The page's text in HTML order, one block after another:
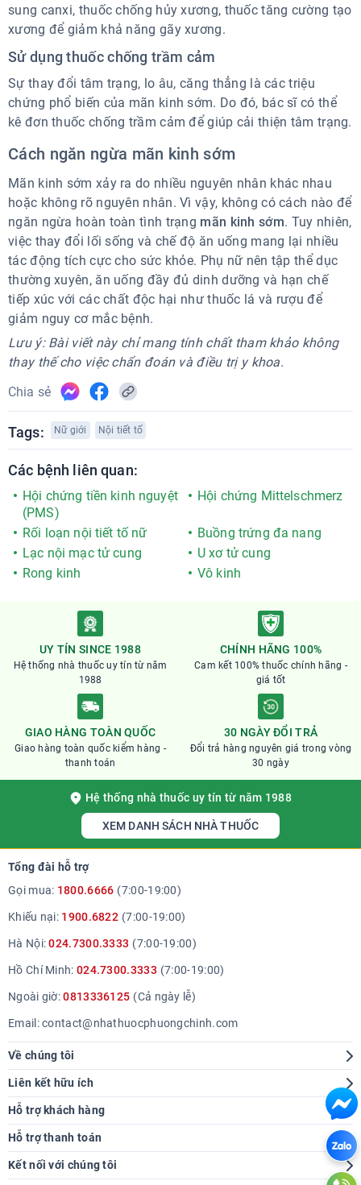
sung canxi, thuốc chống hủy xương, thuốc tăng cường tạo
xương để giảm khả năng gãy xương.
Sử dụng thuốc chống trầm cảm
Sự thay đổi tâm trạng, lo âu, căng thẳng là các triệu
chứng phổ biến của mãn kinh sớm. Do đó, bác sĩ có thể
kê đơn thuốc chống trầm cảm để giúp cải thiện tâm trạng.
Cách ngăn ngừa mãn kinh sớm
Mãn kinh sớm xảy ra do nhiều nguyên nhân khác nhau
hoặc không rõ nguyên nhân. Vì vậy, không có cách nào để
ngăn ngừa hoàn toàn tình trạng mãn kinh sớm. Tuy nhiên,
việc thay đổi lối sống và chế độ ăn uống mang lại nhiều
tác động tích cực cho sức khỏe. Phụ nữ nên tập thể dục
thường xuyên, ăn uống đầy đủ dinh dưỡng và hạn chế
tiếp xúc với các chất độc hại như thuốc lá và rượu để
giảm nguy cơ mắc bệnh.
Lưu ý: Bài viết này chỉ mang tính chất tham khảo không
thay thế cho việc chẩn đoán và điều trị y khoa.
Chia sẻ
Tags: Nữ giới Nội tiết tố
Các bệnh liên quan:
Hội chứng tiền kinh nguyệt
(PMS)
Hội chứng Mittelschmerz
Rối loạn nội tiết tố nữ
Buồng trứng đa nang
Lạc nội mạc tử cung
U xơ tử cung
Rong kinh
Vô kinh
UY TÍN SINCE 1988
Hệ thống nhà thuốc uy tín từ năm
1988
CHÍNH HÃNG 100%
Cam kết 100% thuốc chính hãng -
giá tốt
GIAO HÀNG TOÀN QUỐC
Giao hàng toàn quốc kiểm hàng -
thanh toán
30 NGÀY ĐỔI TRẢ
Đổi trả hàng nguyên giá trong vòng
30 ngày
Hệ thống nhà thuốc uy tín từ năm 1988
XEM DANH SÁCH NHÀ THUỐC
Tổng đài hỗ trợ
Gọi mua: 1800.6666 (7:00-19:00)
Khiếu nại: 1900.6822 (7:00-19:00)
Hà Nội:024.7300.3333 (7:00-19:00)
Hồ Chí Minh: 024.7300.3333 (7:00-19:00)
Ngoài giờ:0813336125 (Cả ngày lễ)
Email:contact@nhathuocphuongchinh.com
Về chúng tôi
Giới thiệu
Hệ thống cửa hàng
Báo chí nói về chúng tôi
Thông tin tuyển dụng
Liên hệ hợp tác
Liên kết hữu ích
Tra cứu bệnh
Góc sức khoẻ
Hỗ trợ khách hàng
Hướng dẫn mua hàng
Chính sách giao hàng
Chính sách thanh toán
Hỗ trợ thanh toán
Kết nối với chúng tôi